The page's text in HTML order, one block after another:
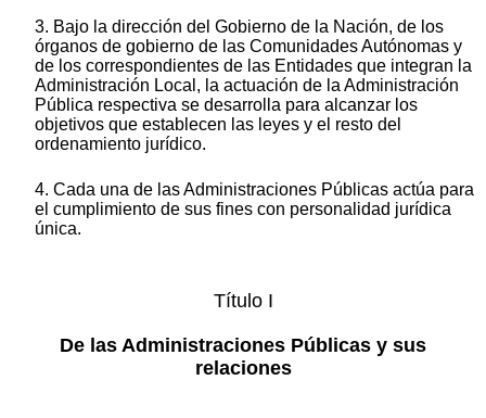
3. Bajo la dirección del Gobierno de la Nación, de los
órganos de gobierno de las Comunidades Autónomas y
de los correspondientes de las Entidades que integran la
Administración Local, la actuación de la Administración
Pública respectiva se desarrolla para alcanzar los
objetivos que establecen las leyes y el resto del
ordenamiento jurídico.
4. Cada una de las Administraciones Públicas actúa para
el cumplimiento de sus fines con personalidad jurídica
única.
Título I
De las Administraciones Públicas y sus
relaciones